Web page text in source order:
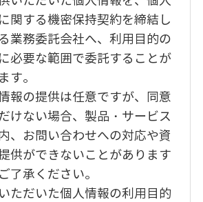
関する機密保持契約を締結し
業務委託会社へ、利用目的の
必要な範囲で委託することが
す。
報の提供は任意ですが、同意
けない場合、製品・サービス
、お問い合わせへの対応や資
供ができないことがあります
了承ください。
ただいた個人情報の利用目的